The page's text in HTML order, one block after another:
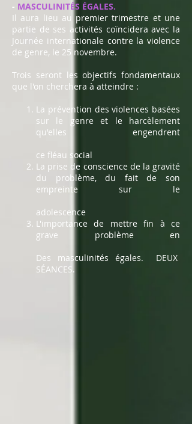
- MASCULINITÉS ÉGALES.
Il aura lieu au premier trimestre et une
partie de ses activités coïncidera avec la
Journée internationale contre la violence
de genre, le 25 novembre.
Trois seront les objectifs fondamentaux
que l'on cherchera à atteindre :
La prévention des violences basées
sur le genre et le harcèlement
qu'elles engendrent
ce fléau social
La prise de conscience de la gravité
du problème, du fait de son
empreinte sur le
adolescence
L'importance de mettre fin à ce
grave problème en
Des masculinités égales.
DEUX
SÉANCES.